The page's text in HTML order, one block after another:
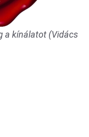
a kínálatot (Vidács